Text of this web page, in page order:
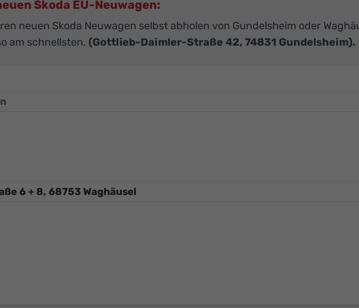
Skoda EU-Neuwagen:
neuen Skoda Neuwagen selbst abholen von Gundelsheim oder
am schnellsten. (Gottlieb-Daimler-Straße 42, 74831 Gundelsheim).